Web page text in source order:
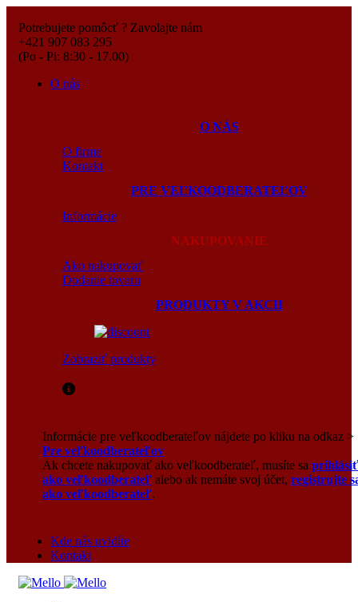
Potrebujete pomôcť ? Zavolajte nám
+421 907 083 295
(Po - Pi: 8:30 - 17.00)
O nás
O NÁS
O firme
Kontakt
PRE VEĽKOODBERATEĽOV
Informácie
NAKUPOVANIE
Ako nakupovať
Dodanie tovaru
PRODUKTY V AKCII
Zobraziť produkty
Informácie pre veľkoodberateľov nájdete po kliku na odkaz >
Pre veľkoodberateľov
Ak chcete nakupovať ako veľkoodberateľ, musíte sa prihlásiť
ako veľkoodberateľ alebo ak nemáte svoj účet, registrujte
ako veľkoodberateľ.
Kde nás uvidíte
Kontakt